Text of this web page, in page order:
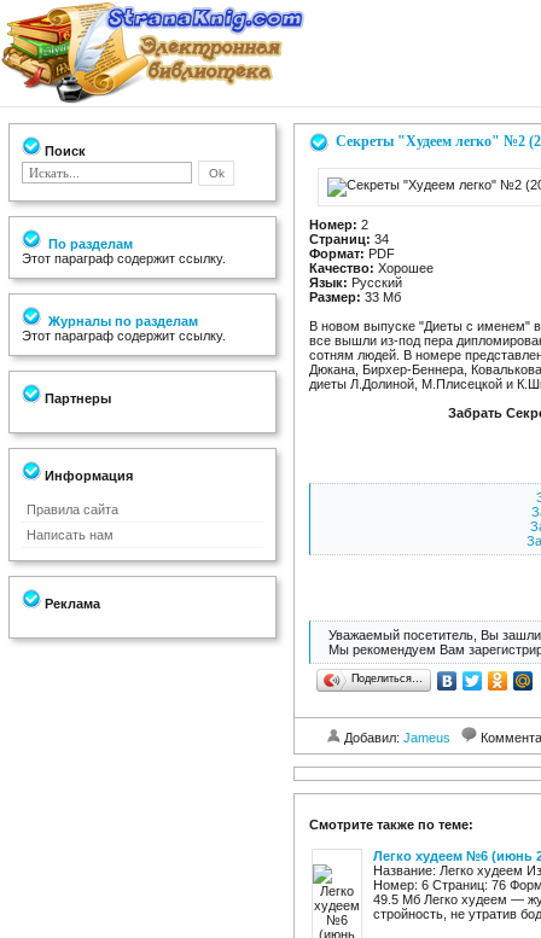
Поиск
По разделам
Этот параграф содержит ссылку.
Журналы по разделам
Этот параграф содержит ссылку.
Партнеры
Информация
Правила сайта
Написать нам
Реклама
Секреты "Худеем легко" №2
Номер: 2
Страниц: 34
Формат: PDF
Качество: Хорошее
Язык: Русский
Размер: 33 Мб
В новом выпуске "Диеты с именем"
все вышли из-под пера
сотням людей. В номере
Дюкана, Бирхер-Беннера,
диеты Л.Долиной, М.Плисецкой и
Забрать
Уважаемый посетитель, Вы зашли
Мы рекомендуем Вам
Поделиться…
Добавил: Jameus
Смотрите также по теме:
Легко худеем №6 (июнь
Название: Легко худеем
Номер: 6 Страниц: 76
49.5 Мб Легко худеем —
стройность, не утратив